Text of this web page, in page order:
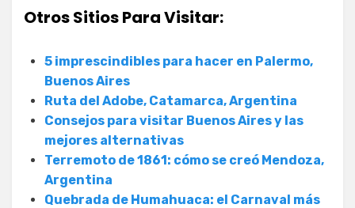
Otros Sitios Para Visitar:
5 imprescindibles para hacer en Palermo,
Buenos Aires
Ruta del Adobe, Catamarca, Argentina
Consejos para visitar Buenos Aires y las
mejores alternativas
Terremoto de 1861: cómo se creó Mendoza,
Argentina
Quebrada de Humahuaca: el Carnaval más